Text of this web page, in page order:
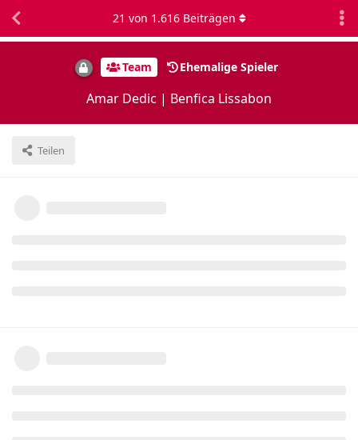
Team Ehemalige Spieler
Amar Dedic | Benfica Lissabon
Teilen
21 von 1.616Beiträgen